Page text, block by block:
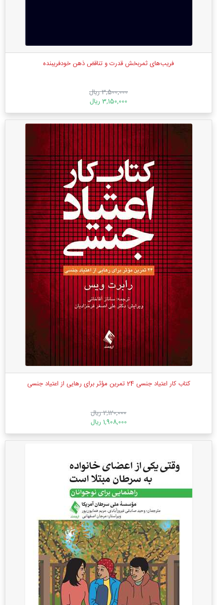
فریب‌های ثمربخش قدرت و تناقض ذهن خودفریبنده
3,500,000 ریال
3,150,000 ریال
کتاب کار اعتیاد جنسی 24 تمرین مؤثر برای رهایی از اعتیاد جنسی
2,120,000 ریال
1,908,000 ریال